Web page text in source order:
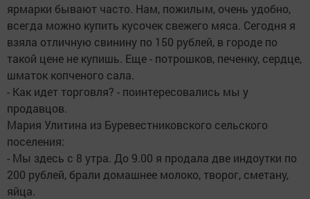
ярмарки бывают часто. Нам, пожилым, очень удобно,
всегда можно купить кусочек свежего мяса. Сегодня я
взяла отличную свинину по 150 рублей, в городе по
такой цене не купишь. Еще - потрошков, печенку, сердце,
шматок копченого сала.
- Как идет торговля? - поинтересовались мы у
продавцов.
Мария Улитина из Буревестниковского сельского
поселения:
- Мы здесь с 8 утра. До 9.00 я продала две индоутки по
200 рублей, брали домашнее молоко, творог, сметану,
яйца.